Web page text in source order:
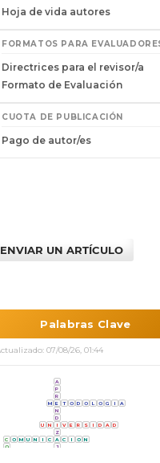
ENVIAR UN ARTÍCULO